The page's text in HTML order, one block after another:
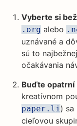
Vyberte si
.org alebo
uznávané a
sú to
očakávania
Buďte opatrní
kreatívnom
paper.li) sa
cieľovou